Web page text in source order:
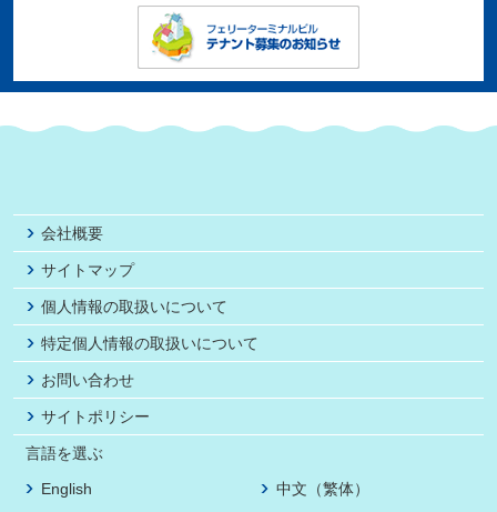
会社概要
サイトマップ
個人情報の取扱いについて
特定個人情報の取扱いについて
お問い合わせ
サイトポリシー
言語を選ぶ
English
中文（繁体）